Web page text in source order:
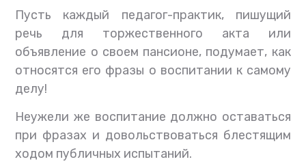
Пусть каждый педагог-практик, пишущий
речь для торжественного акта или
объявление о своем пансионе, подумает, как
относятся его фразы о воспитании к самому
делу!
Неужели же воспитание должно оставаться
при фразах и довольствоваться блестящим
ходом публичных испытаний.